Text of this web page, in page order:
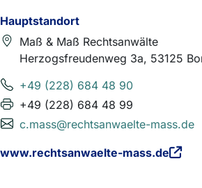
Hauptstandort
Maß & Maß Rechtsanwälte
Herzogsfreudenweg 3a, 53125
+49 (228) 684 48 90
+49 (228) 684 48 99
c.mass@rechtsanwaelte-mass.de
www.rechtsanwaelte-mass.de